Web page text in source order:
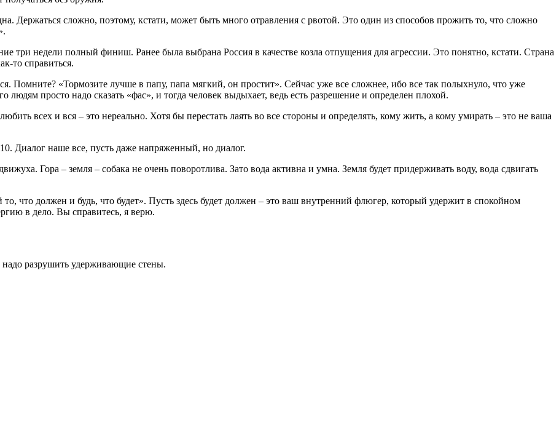
Держаться сложно, поэтому, кстати, может быть много отравления с рвотой. Это один из способов прожить то, что сложно
три недели полный финиш. Ранее была выбрана Россия в качестве козла отпущения для агрессии. Это понятно, кстати. Страна
то справиться.
Помните? «Тормозите лучше в папу, папа мягкий, он простит». Сейчас уже все сложнее, ибо все так полыхнуло, что уже
людям просто надо сказать «фас», и тогда человек выдыхает, ведь есть разрешение и определен плохой.
всех и вся – это нереально. Хотя бы перестать лаять во все стороны и определять, кому жить, а кому умирать – это не ваша
Диалог наше все, пусть даже напряженный, но диалог.
Гора – земля – собака не очень поворотлива. Зато вода активна и умна. Земля будет придерживать воду, вода сдвигать
что должен и будь, что будет». Пусть здесь будет должен – это ваш внутренний флюгер, который удержит в спокойном
в дело. Вы справитесь, я верю.
разрушить удерживающие стены.